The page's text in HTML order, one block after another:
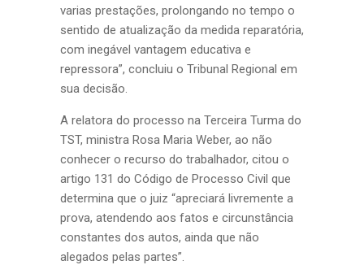
varias prestações, prolongando no tempo o
sentido de atualização da medida reparatória,
com inegável vantagem educativa e
repressora”, concluiu o Tribunal Regional em
sua decisão.
A relatora do processo na Terceira Turma do
TST, ministra Rosa Maria Weber, ao não
conhecer o recurso do trabalhador, citou o
artigo 131 do Código de Processo Civil que
determina que o juiz “apreciará livremente a
prova, atendendo aos fatos e circunstância
constantes dos autos, ainda que não
alegados pelas partes”.